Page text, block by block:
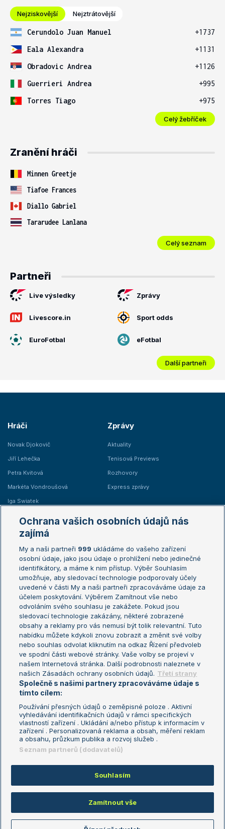
Nejziskovější Nejztrátovější
Cerundolo Juan Manuel
+1737
Eala Alexandra
+1131
Obradovic Andrea
+1126
Guerrieri Andrea
+995
Torres Tiago
+975
Celý žebříček
Zranění hráči
Minnen Greetje
Tiafoe Frances
Diallo Gabriel
Tararudee Lanlana
Celý seznam
Partneři
Live výsledky Zprávy
Livescore.in Sport odds
EuroFotbal eFotbal
Další partneři
Hráči
Novak Djokovič
Jiří Lehečka
Petra Kvitová
Markéta Vondroušová
Iga Swiatek
Zprávy
Aktuality
Tenisová Previews
Rozhovory
Express zprávy
Žebříčky
Žebříček ATP (muži)
Žebříček WTA (ženy)
Sázkařský žebříček
Australian Open
French Open
Wimbledon
US Open
Turnaj mistrů
Turnaj mistryň
Aktualní trendy
Fotbalové přestupy
Livesport Daily
LS Prague Open
Podmínky užití
Nastavení soukromí
GDPR a žurnalistika
Reklama
Kontakt
Informace o zpracování osobních
údajů
Copyright © 2008-2026 TenisPortal.cz. Využíváme zpravodajství ČTK.
Ochrana vašich osobních údajů nás
zajímá
My a naši partneři 999 ukládáme do vašeho zařízení
osobní údaje, jako jsou údaje o prohlížení nebo jedinečné
identifikátory, a máme k nim přístup. Výběr Souhlasím
umožňuje, aby sledovací technologie podporovaly účely
uvedené v části My a naši partneři zpracováváme údaje za
účelem poskytování. Výběrem Zamítnout vše nebo
odvoláním svého souhlasu je zakážete. Pokud jsou
sledovací technologie zakázány, některé zobrazené
obsahy a reklamy pro vás nemusí být tolik relevantní. Tuto
nabídku můžete kdykoli znovu zobrazit a změnit své volby
nebo souhlas odvolat kliknutím na odkaz Řízení předvoleb
ve spodní části webové stránky. Vaše volby se projeví v
našem Internetová stránka. Další podrobnosti naleznete v
našich Zásadách ochrany osobních údajů. Třetí strany
Společně s našimi partnery zpracováváme údaje s
tímto cílem:
Používání přesných údajů o zeměpisné poloze . Aktivní
vyhledávání identifikačních údajů v rámci specifických
vlastností zařízení . Ukládání a/nebo přístup k informacím v
zařízení . Personalizovaná reklama a obsah, měření reklam
a obsahu, průzkum publika a rozvoj služeb .
Seznam partnerů (dodavatelů)
Souhlasím
Zamítnout vše